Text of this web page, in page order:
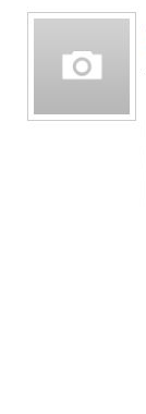
Cluj
Constanta